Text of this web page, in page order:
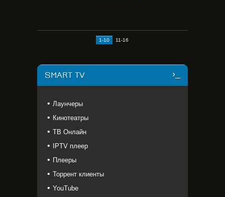
1-10 11-16
SMART TV
Лаунчеры
Кинотеатры
ТВ Онлайн
IPTV плеер
Плееры
Торрент клиенты
YouTube